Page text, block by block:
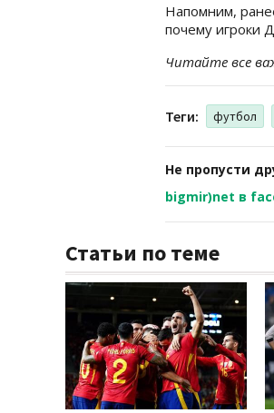
Напомним,
почему игроки
Читайте все
Теги: футбол
Не пропусти
bigmir)net в
Статьи по теме